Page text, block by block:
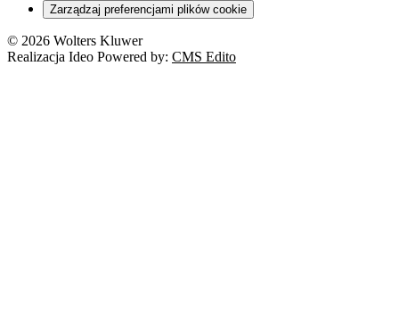
Zarządzaj preferencjami plików cookie
© 2026 Wolters Kluwer
Realizacja Ideo Powered by: CMS Edito